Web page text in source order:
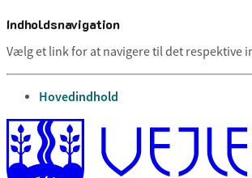
Indholdsnavigation
Vælg et link for at navigere til det respektive
gå til
Hovedindhold